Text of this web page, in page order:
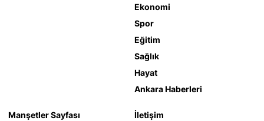
Ekonomi
Spor
Eğitim
Sağlık
Hayat
Ankara Haberleri
Manşetler Sayfası
İletişim